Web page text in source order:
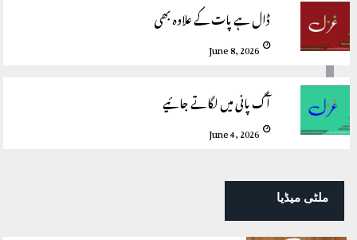
ڈال ہے پات کے علاوہ بھی
June 8, 2026
آگ پانی میں لگاتے جائیے
June 4, 2026
ملٹی میڈیا